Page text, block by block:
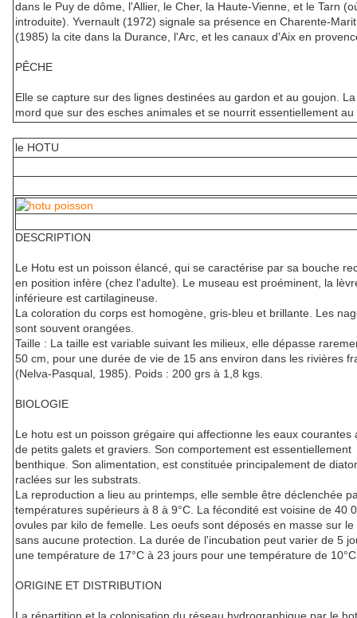
dans le Puy de dôme, l'Allier, le Cher, la Haute-Vienne, et le Tarn
introduite). Yvernault (1972) signale sa présence en Charente-
(1985) la cite dans la Durance, l'Arc, et les canaux d'Aix en
PÊCHE
Elle se capture sur des lignes destinées au gardon et au goujon.
mord que sur des esches animales et se nourrit essentiellement au
le HOTU
DESCRIPTION
Le Hotu est un poisson élancé, qui se caractérise par sa bouche
en position infère (chez l'adulte). Le museau est proéminent, la
inférieure est cartilagineuse.
La coloration du corps est homogène, gris-bleu et brillante. Les
sont souvent orangées.
Taille : La taille est variable suivant les milieux, elle dépasse
50 cm, pour une durée de vie de 15 ans environ dans les rivières
(Nelva-Pasqual, 1985). Poids : 200 grs à 1,8 kgs.
BIOLOGIE
Le hotu est un poisson grégaire qui affectionne les eaux courantes
de petits galets et graviers. Son comportement est essentiellement
benthique. Son alimentation, est constituée principalement de
raclées sur les substrats.
La reproduction a lieu au printemps, elle semble être déclenchée
températures supérieurs à 8 à 9°C. La fécondité est voisine de 40
ovules par kilo de femelle. Les oeufs sont déposés en masse sur le
sans aucune protection. La durée de l'incubation peut varier de 5
une température de 17°C à 23 jours pour une température de
ORIGINE ET DISTRIBUTION